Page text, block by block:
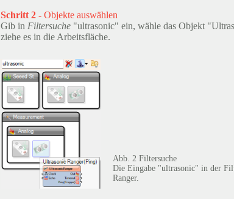
Schritt 2 -Objekte auswählen
Gib in Filtersuche"ultrasonic" ein, wähle das Objekt
ziehe es in die Arbeitsfläche.
Abb. 2 Filtersuche
Die Eingabe "ultrasonic" in der
Ranger.